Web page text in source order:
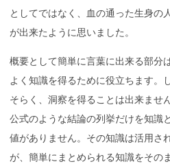
としてではなく、血の通った生身の
が出来たように思いました。
概要として簡単に言葉に出来る部分
よく知識を得るために役立ちます。
そらく、洞察を得ることは出来ませ
公式のような結論の列挙だけを知識
値がありません。その知識は活用さ
が、簡単にまとめられる知識をその